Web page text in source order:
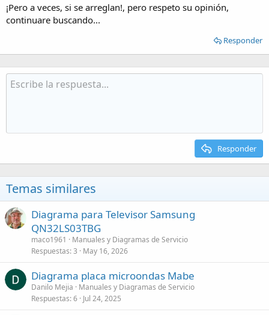
¡Pero a veces, si se arreglan!, pero respeto su opinión,
continuare buscando...
Responder
Responder
Temas similares
Diagrama para Televisor Samsung
QN32LS03TBG
maco1961
Manuales y Diagramas de Servicio
Respuestas 3 May 16, 2026
Diagrama placa microondas Mabe
Danilo Mejia
Manuales y Diagramas de Servicio
Respuestas 6 Jul 24, 2025